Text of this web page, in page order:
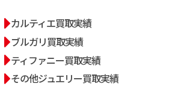
カルティエ買取実績
ブルガリ買取実績
ティファニー買取実績
その他ジュエリー買取実績